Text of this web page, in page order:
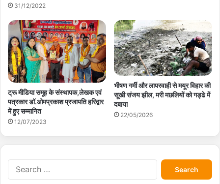
31/12/2022
ट्रू मीडिया समूह के संस्थापक,लेखक एवं
पत्रकार डॉ.ओमप्रकाश प्रजापति हरिद्वार
में हुए सम्मानित
12/07/2023
भीषण गर्मी और लापरवाही से मयूर विहार की
सूखी संजय झील, मरी मछलियों को गड्ढे में
दबाया
22/05/2026
S
e